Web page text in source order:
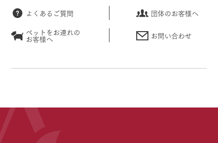
よくあるご質問
団体のお客様へ
ペットをお連れの
お客様へ お問い合わせ